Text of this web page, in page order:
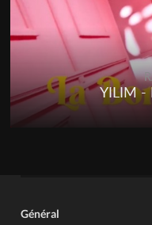
YILIM -
Général